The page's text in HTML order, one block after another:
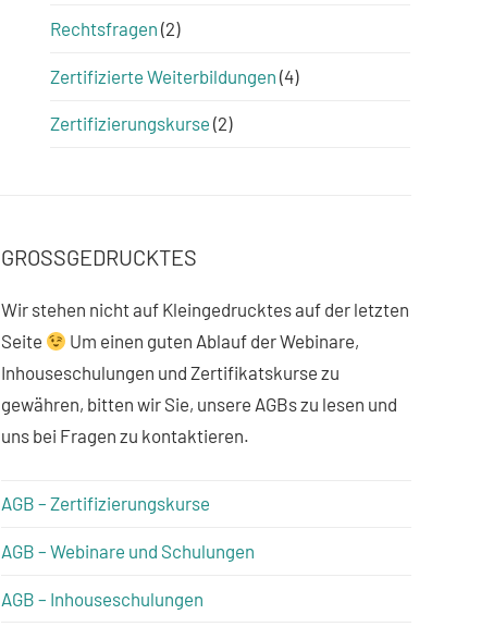
Rechtsfragen (2)
Zertifizierte Weiterbildungen (4)
Zertifizierungskurse (2)
GROSSGEDRUCKTES
Wir stehen nicht auf Kleingedrucktes auf der letzten
Seite
Um einen guten Ablauf der Webinare,
Inhouseschulungen und Zertifikatskurse zu
gewähren, bitten wir Sie, unsere AGBs zu lesen und
uns bei Fragen zu kontaktieren.
AGB – Zertifizierungskurse
AGB – Webinare und Schulungen
AGB – Inhouseschulungen